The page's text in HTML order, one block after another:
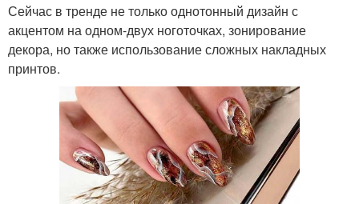
Сейчас в тренде не только однотонный дизайн с
акцентом на одном-двух ноготочках, зонирование
декора, но также использование сложных накладных
принтов.